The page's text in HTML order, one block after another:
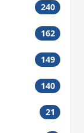
240
162
149
140
21